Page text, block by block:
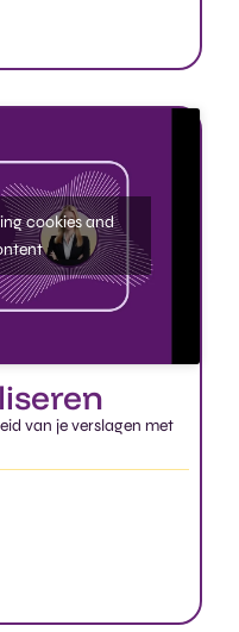
cookies and
van je verslagen met